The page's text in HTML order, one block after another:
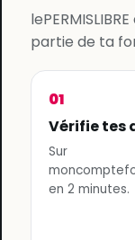
partie de ta
01
Vérifie tes
Sur
en 2 minutes.